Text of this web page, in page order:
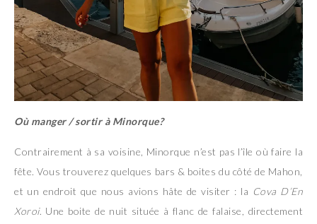
Où manger / sortir à Minorque?
Contrairement à sa voisine, Minorque n’est pas l’île où faire la
fête. Vous trouverez quelques bars & boites du côté de Mahon,
et un endroit que nous avions hâte de visiter : la Cova D’En
Xoroi. Une boite de nuit située à flanc de falaise, directement